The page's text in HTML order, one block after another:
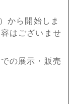
から開始しま
はございませ
の展示・販売